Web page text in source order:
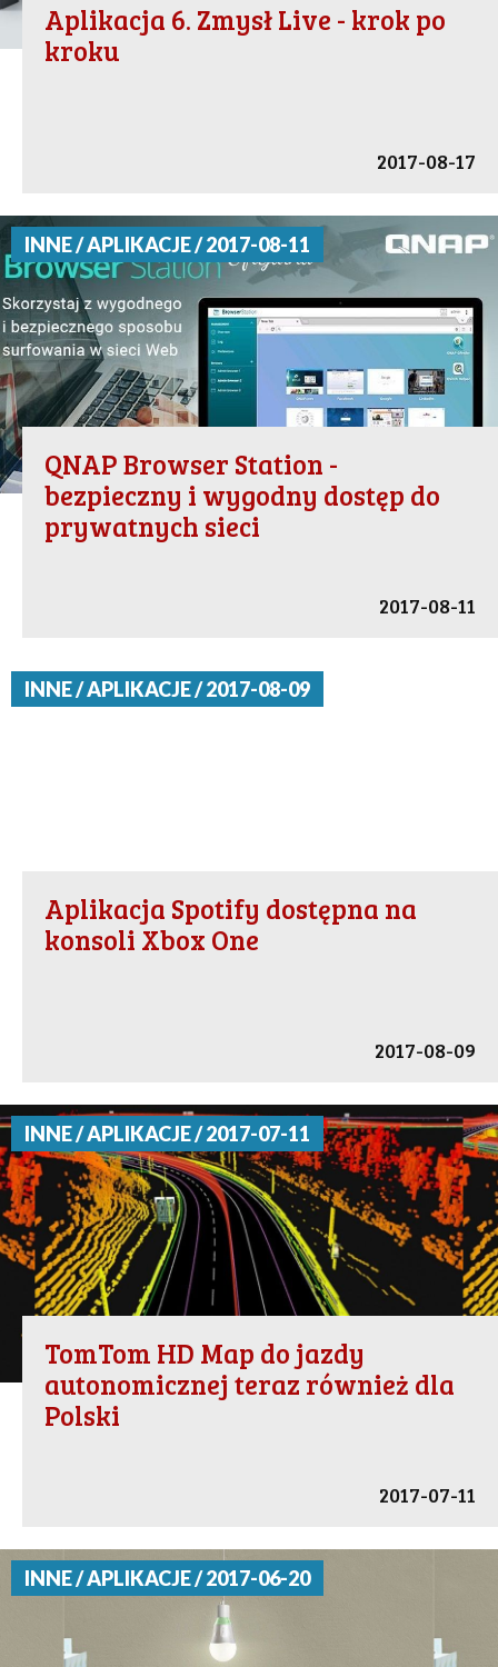
Aplikacja 6. Zmysł Live - krok po
kroku
2017-08-17
INNE / APLIKACJE / 2017-08-11
QNAP Browser Station -
bezpieczny i wygodny dostęp do
prywatnych sieci
2017-08-11
INNE / APLIKACJE / 2017-08-09
Aplikacja Spotify dostępna na
konsoli Xbox One
2017-08-09
INNE / APLIKACJE / 2017-07-11
TomTom HD Map do jazdy
autonomicznej teraz również dla
Polski
2017-07-11
INNE / APLIKACJE / 2017-06-20